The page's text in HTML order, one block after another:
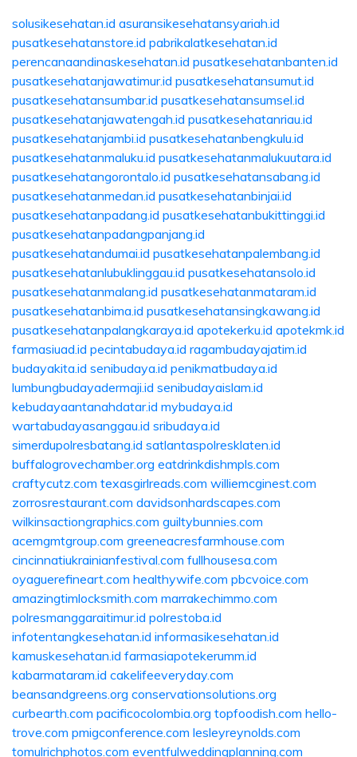
solusikesehatan.id asuransikesehatansyariah.id
pusatkesehatanstore.id pabrikalatkesehatan.id
perencanaandinaskesehatan.id pusatkesehatanbanten.id
pusatkesehatanjawatimur.id pusatkesehatansumut.id
pusatkesehatansumbar.id pusatkesehatansumsel.id
pusatkesehatanjawatengah.id pusatkesehatanriau.id
pusatkesehatanjambi.id pusatkesehatanbengkulu.id
pusatkesehatanmaluku.id pusatkesehatanmalukuutara.id
pusatkesehatangorontalo.id pusatkesehatansabang.id
pusatkesehatanmedan.id pusatkesehatanbinjai.id
pusatkesehatanpadang.id pusatkesehatanbukittinggi.id
pusatkesehatanpadangpanjang.id
pusatkesehatandumai.id pusatkesehatanpalembang.id
pusatkesehatanlubuklinggau.id pusatkesehatansolo.id
pusatkesehatanmalang.id pusatkesehatanmataram.id
pusatkesehatanbima.id pusatkesehatansingkawang.id
pusatkesehatanpalangkaraya.id apotekerku.id apotekmk.id
farmasiuad.id pecintabudaya.id ragambudayajatim.id
budayakita.id senibudaya.id penikmatbudaya.id
lumbungbudayadermaji.id senibudayaislam.id
kebudayaantanahdatar.id mybudaya.id
wartabudayasanggau.id sribudaya.id
simerdupolresbatang.id satlantaspolresklaten.id
buffalogrovechamber.org eatdrinkdishmpls.com
craftycutz.com texasgirlreads.com williemcginest.com
zorrosrestaurant.com davidsonhardscapes.com
wilkinsactiongraphics.com guiltybunnies.com
acemgmtgroup.com greeneacresfarmhouse.com
cincinnatiukrainianfestival.com fullhousesa.com
oyaguerefineart.com healthywife.com pbcvoice.com
amazingtimlocksmith.com marrakechimmo.com
polresmanggaraitimur.id polrestoba.id
infotentangkesehatan.id informasikesehatan.id
kamuskesehatan.id farmasiapotekerumm.id
kabarmataram.id cakelifeeveryday.com
beansandgreens.org conservationsolutions.org
curbearth.com pacificocolombia.org topfoodish.com hello-
trove.com pmigconference.com lesleyreynolds.com
tomulrichphotos.com eventfulweddingplanning.com